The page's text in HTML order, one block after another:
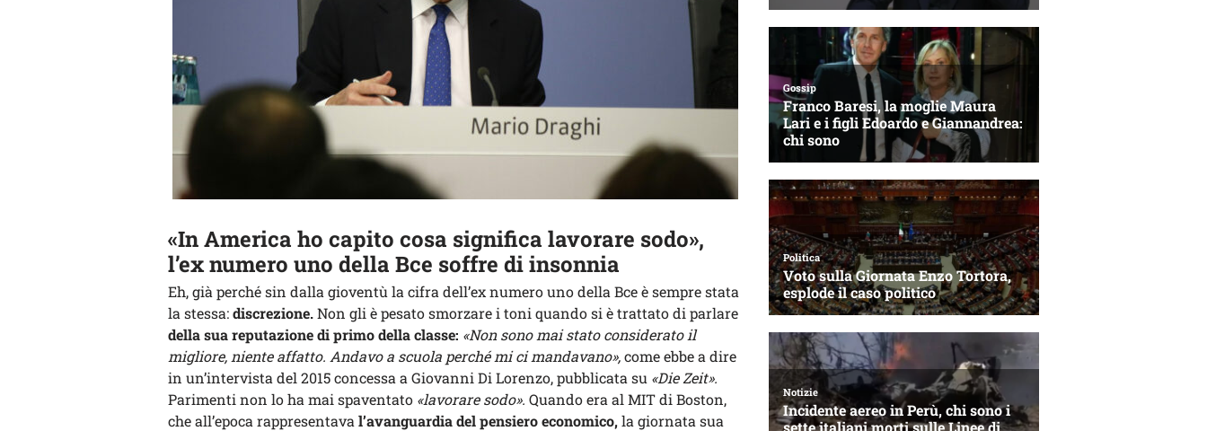
«In America ho capito cosa significa lavorare sodo»,
l’ex numero uno della Bce soffre di insonnia
Eh, già perché sin dalla gioventù la cifra dell’ex numero uno della Bce è sempre stata
la stessa:discrezione.Non gli è pesato smorzare i toni quando si è trattato di parlare
della sua reputazione di primo della classe: «Non sono mai stato considerato il
migliore, niente affatto. Andavo a scuola perché mi ci mandavano»,come ebbe a dire
in un’intervista del 2015 concessa a Giovanni Di Lorenzo, pubblicata su «Die Zeit».
Parimenti non lo ha mai spaventato «lavorare sodo». Quando era al MIT di Boston,
che all’epoca rappresentava l’avanguardia del pensiero economico,la giornata sua